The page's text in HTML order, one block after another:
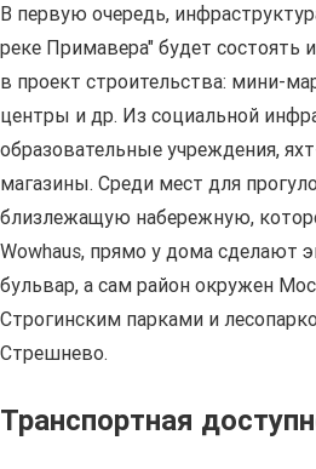
В первую очередь,
реке Примавера" будет состоять
в проект строительства: мини-
центры и др. Из социальной
образовательные учреждения,
магазины. Среди мест для
близлежащую набережную,
Wowhaus, прямо у дома сделают
бульвар, а сам район окружен
Строгинским парками и
Стрешнево.
Транспортная